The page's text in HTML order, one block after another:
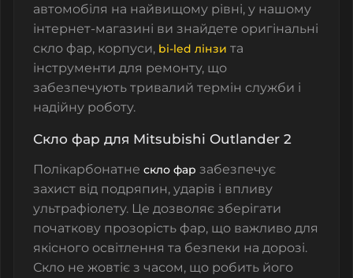
автомобіля на найвищому рівні, у нашому
інтернет-магазині ви знайдете оригінальні
скло фар, корпуси, bi-led лінзи та
інструменти для ремонту, що
забезпечують тривалий термін служби і
надійну роботу.
Скло фар для Mitsubishi Outlander 2
Полікарбонатне скло фар забезпечує
захист від подряпин, ударів і впливу
ультрафіолету. Це дозволяє зберігати
початкову прозорість фар, що важливо для
якісного освітлення та безпеки на дорозі.
Скло не жовтіє з часом, що робить його